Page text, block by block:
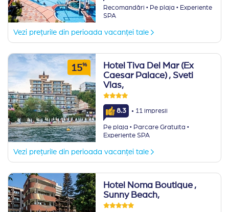
Recomandări ·Pe plaja ·Experiente
SPA
Vezi prețurile din perioada vacanței tale
15%
Hotel Tiva Del Mar (Ex
Caesar Palace) , Sveti
Vlas,
8.3 · 11 impresii
Pe plaja ·Parcare Gratuita ·
Experiente SPA
Vezi prețurile din perioada vacanței tale
Hotel Noma Boutique ,
Sunny Beach,